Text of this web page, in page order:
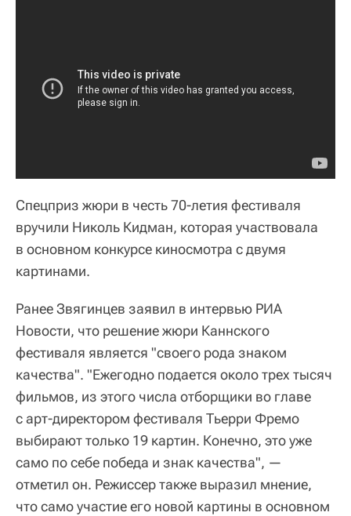
Спецприз жюри в честь 70-летия фестиваля
вручили Николь Кидман, которая участвовала
в основном конкурсе киносмотра с двумя
картинами.
Ранее Звягинцев заявил в интервью РИА
Новости, что решение жюри Каннского
фестиваля является "своего рода знаком
качества". "Ежегодно подается около трех тысяч
фильмов, из этого числа отборщики во главе
с арт-директором фестиваля Тьерри Фремо
выбирают только 19 картин. Конечно, это уже
само по себе победа и знак качества", —
отметил он. Режиссер также выразил мнение,
что само участие его новой картины в основном